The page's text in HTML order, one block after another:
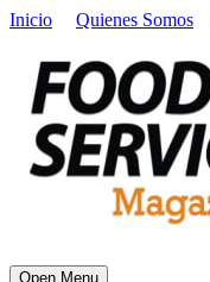
Inicio Quienes Somos
Open Menu